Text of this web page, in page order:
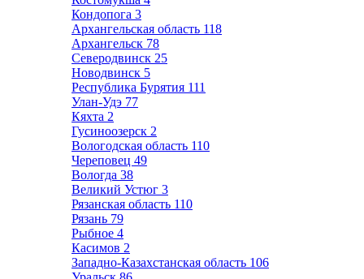
Кондопога 3
Архангельская область 118
Архангельск 78
Северодвинск 25
Новодвинск 5
Республика Бурятия 111
Улан-Удэ 77
Кяхта 2
Гусиноозерск 2
Вологодская область 110
Череповец 49
Вологда 38
Великий Устюг 3
Рязанская область 110
Рязань 79
Рыбное 4
Касимов 2
Западно-Казахстанская область 106